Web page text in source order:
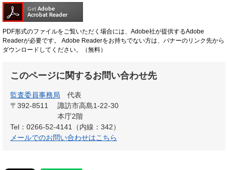
PDF形式のファイルをご覧いただく場合には、Adobe社が提供するAdobe
Readerが必要です。
Adobe Readerをお持ちでない方は、バナーのリンク先から
ダウンロードしてください。（無料）
このページに関するお問い合わせ先
監査委員事務局
代表
〒392-8511
諏訪市高島1-22-30
本庁2階
Tel：0266-52-4141（内線：342）
メールでのお問い合わせはこちら